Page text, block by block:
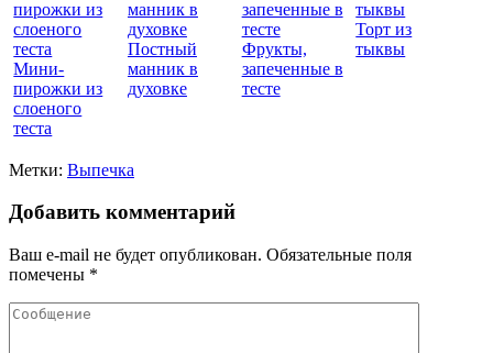
Мини-
пирожки из
слоеного
теста
Постный
манник в
духовке
Фрукты,
запеченные в
тесте
Торт из
тыквы
Метки: Выпечка
Добавить комментарий
Ваш e-mail не будет опубликован. Обязательные поля
помечены *